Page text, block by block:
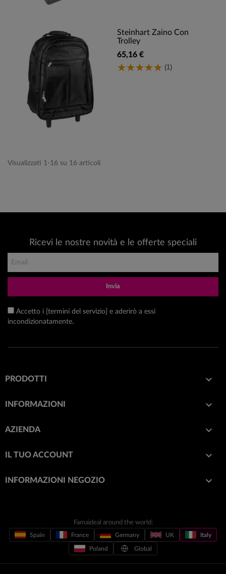
Steinhart Zaino Con
Trolley
65,16 €
(1)
Visualizzati 1-16 su 16 articoli
Ricevi le nostre novità e le offerte speciali
Invia
Accetto i [termini del servizio] e aderirò a essi
incondizionatamente.
PRODOTTI 
INFORMAZIONI 
AZIENDA 
IL TUO ACCOUNT 
INFORMAZIONI NEGOZIO keyboard_arrow_down
Famaideal around the world:
Spain France Germany UK Italy
Poland Global